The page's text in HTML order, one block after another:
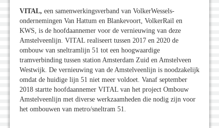
VITAL, een samenwerkingsverband van VolkerWessels-
ondernemingen Van Hattum en Blankevoort, VolkerRail en
KWS, is de hoofdaannemer voor de vernieuwing van deze
Amstelveenlijn. VITAL realiseert tussen 2017 en 2020 de
ombouw van sneltramlijn 51 tot een hoogwaardige
tramverbinding tussen station Amsterdam Zuid en Amstelveen
Westwijk. De vernieuwing van de Amstelveenlijn is noodzakelijk
omdat de huidige lijn 51 niet meer voldoet. Vanaf september
2018 startte hoofdaannemer VITAL van het project Ombouw
Amstelveenlijn met diverse werkzaamheden die nodig zijn voor
het ombouwen van metro/sneltram 51.